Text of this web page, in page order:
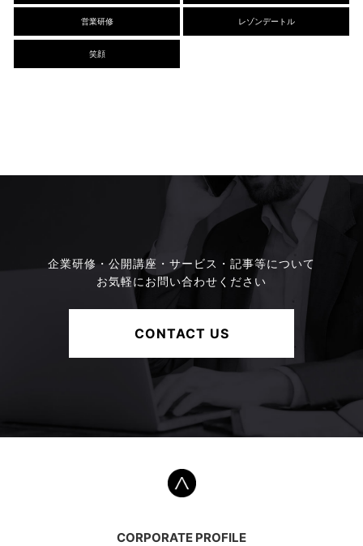
営業研修 レゾンデートル
笑顔
企業研修・公開講座・サービス・記事等について
お気軽にお問い合わせください
CONTACT US
CORPORATE PROFILE